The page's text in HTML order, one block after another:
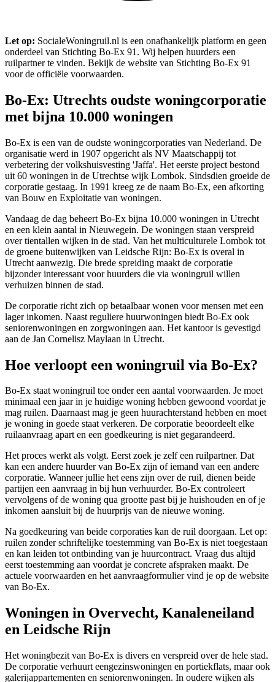
Let op: SocialeWoningruil.nl is een onafhankelijk platform en geen
onderdeel van Stichting Bo-Ex 91. Wij helpen huurders een
ruilpartner te vinden. Bekijk de website van Stichting Bo-Ex 91
voor de officiële voorwaarden.
Bo-Ex: Utrechts oudste woningcorporatie
met bijna 10.000 woningen
Bo-Ex is een van de oudste woningcorporaties van Nederland. De
organisatie werd in 1907 opgericht als NV Maatschappij tot
verbetering der volkshuisvesting 'Jaffa'. Het eerste project bestond
uit 60 woningen in de Utrechtse wijk Lombok. Sindsdien groeide de
corporatie gestaag. In 1991 kreeg ze de naam Bo-Ex, een afkorting
van Bouw en Exploitatie van woningen.
Vandaag de dag beheert Bo-Ex bijna 10.000 woningen in Utrecht
en een klein aantal in Nieuwegein. De woningen staan verspreid
over tientallen wijken in de stad. Van het multiculturele Lombok tot
de groene buitenwijken van Leidsche Rijn: Bo-Ex is overal in
Utrecht aanwezig. Die brede spreiding maakt de corporatie
bijzonder interessant voor huurders die via woningruil willen
verhuizen binnen de stad.
De corporatie richt zich op betaalbaar wonen voor mensen met een
lager inkomen. Naast reguliere huurwoningen biedt Bo-Ex ook
seniorenwoningen en zorgwoningen aan. Het kantoor is gevestigd
aan de Jan Cornelisz Maylaan in Utrecht.
Hoe verloopt een woningruil via Bo-Ex?
Bo-Ex staat woningruil toe onder een aantal voorwaarden. Je moet
minimaal een jaar in je huidige woning hebben gewoond voordat je
mag ruilen. Daarnaast mag je geen huurachterstand hebben en moet
je woning in goede staat verkeren. De corporatie beoordeelt elke
ruilaanvraag apart en een goedkeuring is niet gegarandeerd.
Het proces werkt als volgt. Eerst zoek je zelf een ruilpartner. Dat
kan een andere huurder van Bo-Ex zijn of iemand van een andere
corporatie. Wanneer jullie het eens zijn over de ruil, dienen beide
partijen een aanvraag in bij hun verhuurder. Bo-Ex controleert
vervolgens of de woning qua grootte past bij je huishouden en of je
inkomen aansluit bij de huurprijs van de nieuwe woning.
Na goedkeuring van beide corporaties kan de ruil doorgaan. Let op:
ruilen zonder schriftelijke toestemming van Bo-Ex is niet toegestaan
en kan leiden tot ontbinding van je huurcontract. Vraag dus altijd
eerst toestemming aan voordat je concrete afspraken maakt. De
actuele voorwaarden en het aanvraagformulier vind je op de website
van Bo-Ex.
Woningen in Overvecht, Kanaleneiland
en Leidsche Rijn
Het woningbezit van Bo-Ex is divers en verspreid over de hele stad.
De corporatie verhuurt eengezinswoningen en portiekflats, maar ook
galerij­appartementen en seniorenwoningen. In oudere wijken als